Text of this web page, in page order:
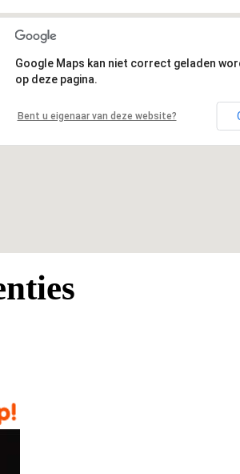
Google Maps kan niet correct geladen
op deze pagina.
Bent u eigenaar van deze website?